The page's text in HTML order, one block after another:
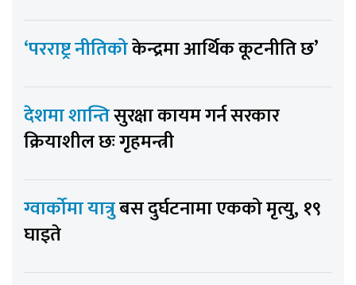
‘परराष्ट्र नीतिकोकेन्द्रमा आर्थिक कूटनीति छ’
देशमा शान्तिसुरक्षा कायम गर्न सरकार
क्रियाशील छः गृहमन्त्री
ग्वार्कोमा यात्रुबस दुर्घटनामा एकको मृत्यु, १९
घाइते